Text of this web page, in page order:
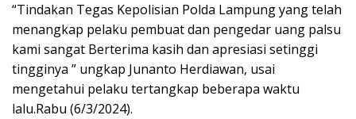
“Tindakan Tegas Kepolisian Polda Lampung yang telah
menangkap pelaku pembuat dan pengedar uang palsu
kami sangat Berterima kasih dan apresiasi setinggi
tingginya ” ungkap Junanto Herdiawan, usai
mengetahui pelaku tertangkap beberapa waktu
lalu.Rabu (6/3/2024).